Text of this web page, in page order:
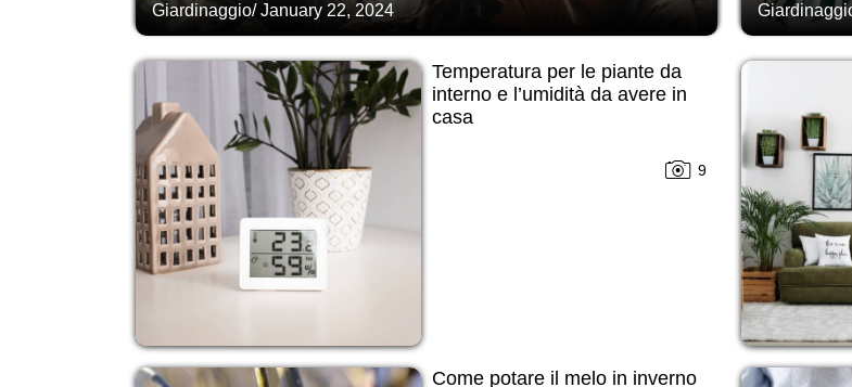
Giardinaggio/January 22, 2024
Temperatura per le piante da
interno e l’umidità da avere in
casa
9
Come potare il melo in inverno